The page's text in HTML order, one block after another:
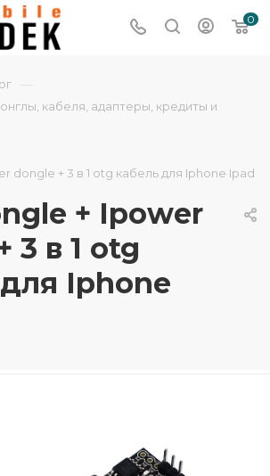
0
—
кабеля, адаптеры, кредиты и
dongle + 3 в 1 otg кабель для Iphone Ipad
+ Ipower
3 в 1 otg
Iphone